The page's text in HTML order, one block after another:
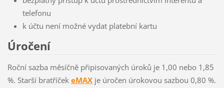
telefonu
k účtu není možné vydat platební kartu
Úročení
Roční sazba měsíčně připisovaných úroků je 1,00 nebo 1,85
%. Starší bratříček eMAXje úročen úrokovou sazbou 0,80 %.